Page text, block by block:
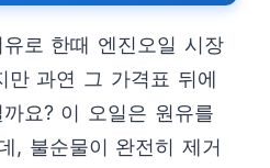
로 한때 엔진오일 시장
만 과연 그 가격표 뒤에
요? 이 오일은 원유를
, 불순물이 완전히 제거